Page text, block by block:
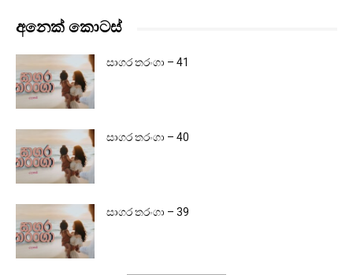
අනෙක් කොටස්
සාගර තරංගා – 41
සාගර තරංගා – 40
සාගර තරංගා – 39